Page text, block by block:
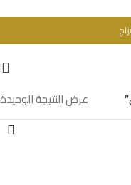
عرض النتيجة الوحيدة